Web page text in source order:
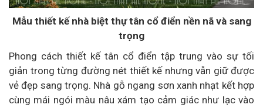
Mẫu thiết kế nhà biệt thự tân cổ điển nền nã và sang
trọng
Phong cách thiết kế tân cổ điển tập trung vào sự tối
giản trong từng đường nét thiết kế nhưng vẫn giữ được
vẻ đẹp sang trọng. Nhà gỗ ngang sơn xanh nhạt kết hợp
cùng mái ngói màu nâu xám tạo cảm giác như lạc vào